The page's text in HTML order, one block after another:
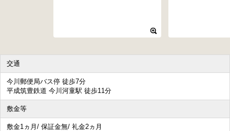
交通
今川郵便局バス停 徒歩7分
平成筑豊鉄道 今川河童駅 徒歩11分
敷金等
敷金1ヵ月/ 保証金無/ 礼金2ヵ月